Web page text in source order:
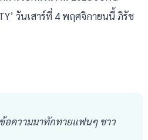
วันเสาร์ที่ 4 พฤศจิกายนนี้ ภิรัช
อความมาทักทายแฟนๆ ชาว